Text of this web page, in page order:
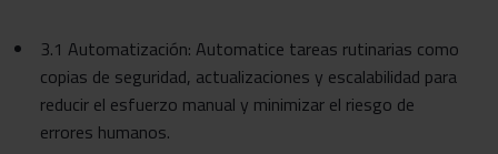
3.1 Automatización: Automatice tareas rutinarias como
copias de seguridad, actualizaciones y escalabilidad para
reducir el esfuerzo manual y minimizar el riesgo de
errores humanos.